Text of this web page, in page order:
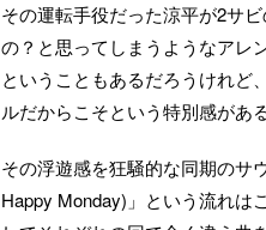
その運転手役だった涼平が2サ
の？と思ってしまうようなアレ
ということもあるだろうけれど
ルだからこそという特別感がある
その浮遊感を狂騒的な同期のサ
Happy Monday)」という流れは